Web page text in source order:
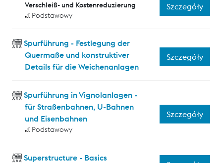
Verschleiß- und Kostenreduzierung
Podstawowy
Szczegóły
Spurführung - Festlegung der
Quermaße und konstruktiver
Details für die Weichenanlagen
Szczegóły
Spurführung in Vignolanlagen -
für Straßenbahnen, U-Bahnen
und Eisenbahnen
Podstawowy
Szczegóły
Superstructure - Basics